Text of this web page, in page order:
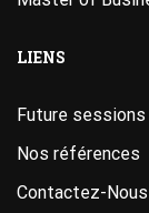
LIENS
Future sessions
Nos références
Contactez-Nous